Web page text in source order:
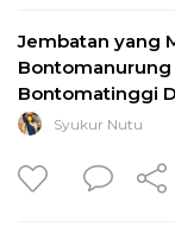
Jembatan yang
Bontomanurung
Bontomatinggi
Syukur Nutu